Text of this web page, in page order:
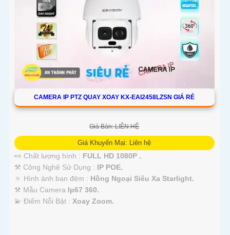
CAMERA IP PTZ QUAY XOAY KX-EAI2458LZSN GIÁ RẺ
Giá Bán: LIÊN HỆ
Giá Khuyến Mại: Liên hệ
👀 Chất lượng hình : FULL HD 1080P .
⚒ Công Nghệ Sử Dụng : IP POE.
🔅 Hình ảnh ban đêm : Hồng Ngoại Siêu Xa Starlight.
⚒ Mẫu Camera Ip67 360.
️💫 Điểm Nỗi Bật : Xoay Zoom.